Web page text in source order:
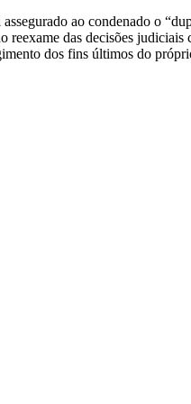
ao condenado o
das decisões
dos fins últimos do